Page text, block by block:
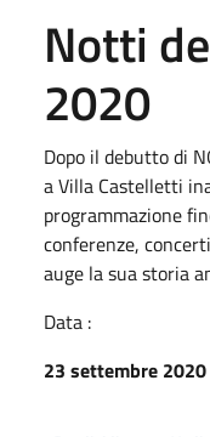
Notti
2020
Dopo il debutto di
a Villa Castelletti
programmazione
conferenze,
auge la sua storia
Data :
23 settembre 2020